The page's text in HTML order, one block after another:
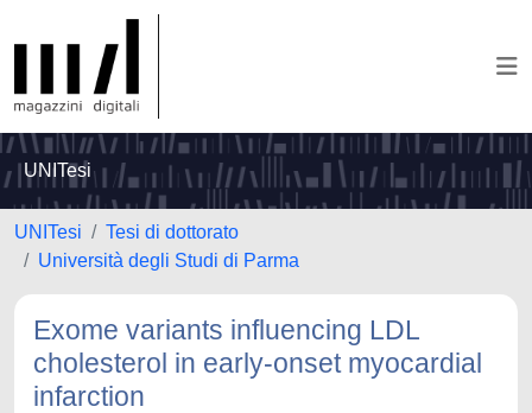
UNITesi
UNITesi
Tesi di dottorato
Università degli Studi di Parma
Exome variants influencing LDL
cholesterol in early-onset myocardial
infarction